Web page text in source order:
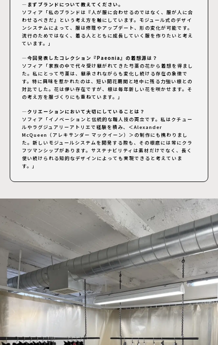
—まずブランドについて教えてください。
ソフィア「私のブランドは『人が服に合わせるのではなく、服が人に合
わせるべきだ』という考え方を軸にしています。モジュール式のデザイ
ンシステムによって、服は修理やアップデート、形の変化が可能です。
流行のためではなく、着る人とともに成長していく服を作りたいと考え
ています。」
—今回発表したコレクション『Paeonia』の着想源は？
ソフィア「家族の中で代々受け継がれてきた芍薬の花から着想を得まし
た。私にとって芍薬は、継承されながらも変化し続ける存在の象徴で
す。特に興味を惹かれたのは、短い開花期間と地中に残る力強い根との
対比でした。花は儚い存在ですが、根は毎年新しい花を咲かせます。そ
の考え方を服づくりにも重ねています。」
—クリエーションにおいて大切にしていることは？
ソフィア「イノベーションと伝統的な職人技の両立です。私はクチュー
ルやラグジュアリーアトリエで経験を積み、＜Alexander
McQueen（アレキサンダー マックイーン）＞の制作にも携わりまし
た。新しいモジュールシステムを開発する際も、その根底には常にクラ
フツマンシップがあります。サステナビリティは素材だけでなく、長く
使い続けられる知的なデザインによっても実現できると考えていま
す。」